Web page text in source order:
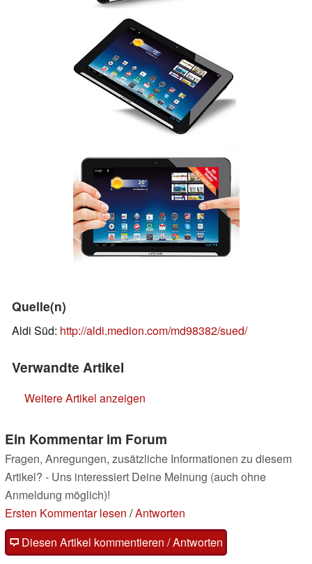
Quelle(n)
Aldi Süd: http://aldi.medion.com/md98382/sued/
Verwandte Artikel
Weitere Artikel anzeigen
Ein Kommentar im Forum
Fragen, Anregungen, zusätzliche Informationen zu diesem
Artikel? - Uns interessiert Deine Meinung (auch ohne
Anmeldung möglich)!
Ersten Kommentar lesen /Antworten
Diesen Artikel kommentieren / Antworten